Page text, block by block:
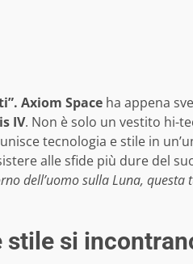
Axiom Space ha appena
IV. Non è solo un vestito hi-
tecnologia e stile in
alle sfide più dure del
dell’uomo sulla Luna,
stile si